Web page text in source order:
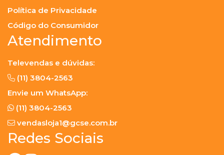
Política de Privacidade
Código do Consumidor
Atendimento
Televendas e dúvidas:
(11) 3804-2563
Envie um WhatsApp:
(11) 3804-2563
vendasloja1@gcse.com.br
Redes Sociais